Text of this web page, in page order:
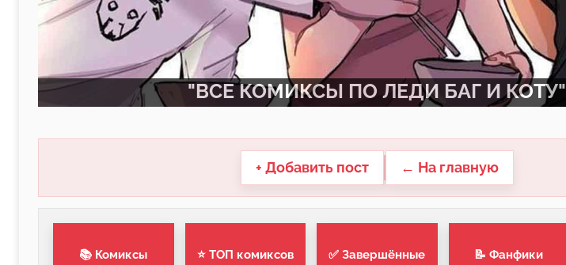
"ВСЕ КОМИКСЫ ПО ЛЕДИ БАГ И КОТУ"
+ Добавить пост ← На главную
📚 Комиксы ⭐ ТОП комиксов ✅ Завершённые 📝 Фанфики